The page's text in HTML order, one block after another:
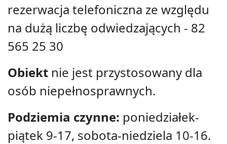
rezerwacja telefoniczna ze względu
na dużą liczbę odwiedzających - 82
565 25 30
Obiekt nie jest przystosowany dla
osób niepełnosprawnych.
Podziemia czynne: poniedziałek-
piątek 9-17, sobota-niedziela 10-16.